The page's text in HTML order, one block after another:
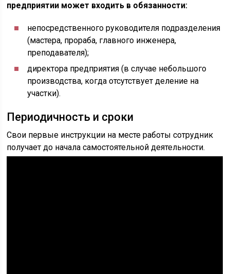
предприятии может входить в обязанности:
непосредственного руководителя подразделения
(мастера, прораба, главного инженера,
преподавателя);
директора предприятия (в случае небольшого
производства, когда отсутствует деление на
участки).
Периодичность и сроки
Свои первые инструкции на месте работы сотрудник
получает до начала самостоятельной деятельности.